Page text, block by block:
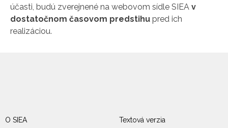
účasti, budú zverejnené na webovom sídle SIEA v
dostatočnom časovom predstihu pred ich
realizáciou.
O SIEA Textová verzia